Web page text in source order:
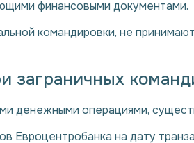
финансовыми документами.
командировки, не
заграничных
денежными операциями,
Евроцентробанка на дату